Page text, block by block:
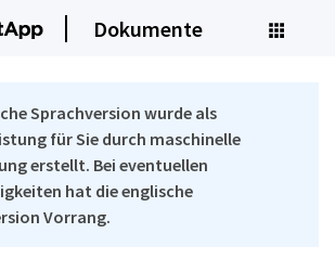
Dokumente
Sprachversion wurde als
für Sie durch maschinelle
erstellt. Bei eventuellen
hat die englische
Vorrang.